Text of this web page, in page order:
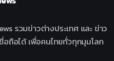
รวมข่าวต่างประเทศ และ ข่าว
อถือได้ เพื่อคนไทยทั่วทุกมุมโลก